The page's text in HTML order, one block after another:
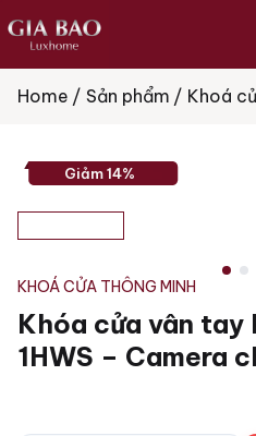
phẩm
Home Sản phẩm Khoá
Giảm 14%
KHOÁ CỬA THÔNG MINH
Khóa cửa vân
1HWS – Camera